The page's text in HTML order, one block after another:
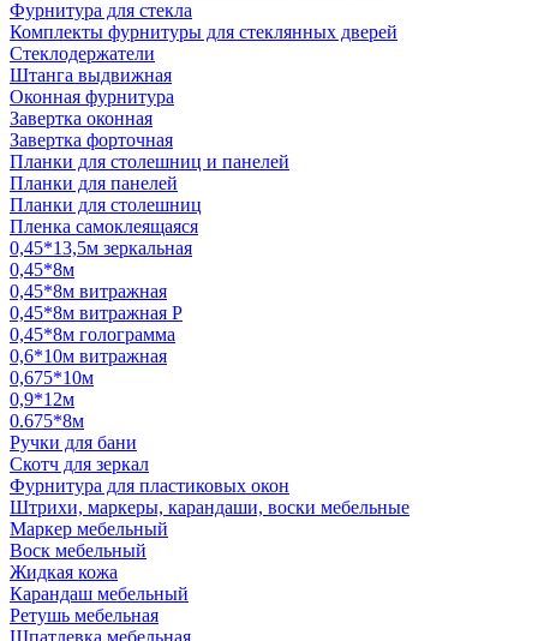
Фурнитура для стекла
Комплекты фурнитуры для стеклянных дверей
Стеклодержатели
Штанга выдвижная
Оконная фурнитура
Завертка оконная
Завертка форточная
Планки для столешниц и панелей
Планки для панелей
Планки для столешниц
Пленка самоклеящаяся
0,45*13,5м зеркальная
0,45*8м
0,45*8м витражная
0,45*8м витражная Р
0,45*8м голограмма
0,6*10м витражная
0,675*10м
0,9*12м
0.675*8м
Ручки для бани
Скотч для зеркал
Фурнитура для пластиковых окон
Штрихи, маркеры, карандаши, воски мебельные
Маркер мебельный
Воск мебельный
Жидкая кожа
Карандаш мебельный
Ретушь мебельная
Шпатлевка мебельная